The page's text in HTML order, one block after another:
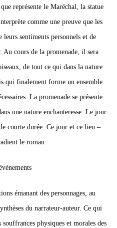
représente le Maréchal, la statue
comme une preuve que les
sentiments personnels et de
Au cours de la promenade, il sera
de tout ce qui dans la nature
qui finalement forme un ensemble.
La promenade se présente
une nature enchanteresse. Le jour
courte durée. Ce jour et ce lieu –
le roman.
émanant des personnages, au
du narrateur-auteur. Ce qui
physiques et morales des